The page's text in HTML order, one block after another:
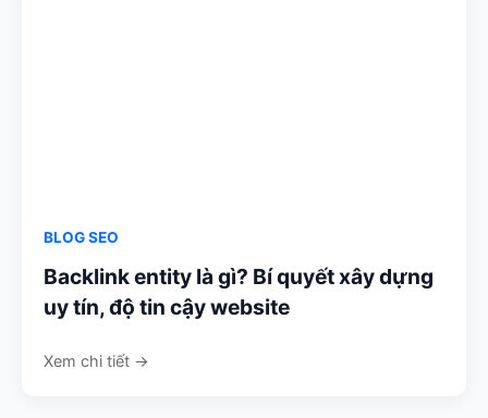
BLOG SEO
Backlink entity là gì? Bí quyết xây dựng
uy tín, độ tin cậy website
Xem chi tiết →